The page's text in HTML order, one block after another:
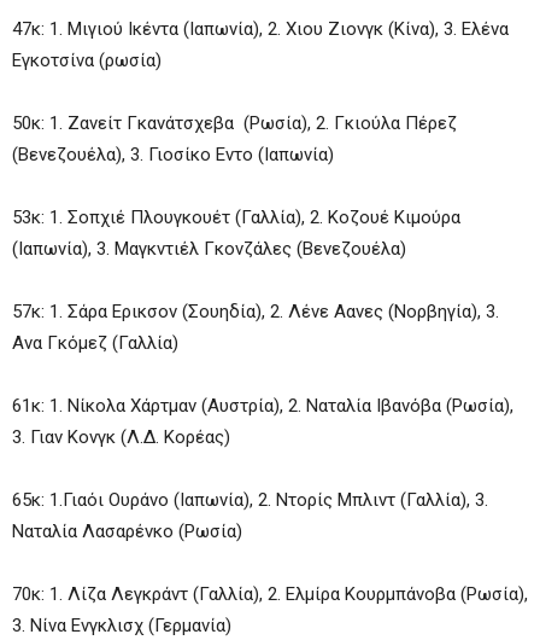
47κ: 1. Μιγιού Ικέντα (Ιαπωνία), 2. Χιου Ζιονγκ (Κίνα), 3. Ελένα
Εγκοτσίνα (ρωσία)
50κ: 1. Ζανείτ Γκανάτσχεβα (Ρωσία), 2. Γκιούλα Πέρεζ
(Βενεζουέλα), 3. Γιοσίκο Εντο (Ιαπωνία)
53κ: 1. Σοπχιέ Πλουγκουέτ (Γαλλία), 2. Κοζουέ Κιμούρα
(Ιαπωνία), 3. Μαγκντιέλ Γκονζάλες (Βενεζουέλα)
57κ: 1. Σάρα Ερικσον (Σουηδία), 2. Λένε Αανες (Νορβηγία), 3.
Ανα Γκόμεζ (Γαλλία)
61κ: 1. Νίκολα Χάρτμαν (Αυστρία), 2. Ναταλία Ιβανόβα (Ρωσία),
3. Γιαν Κονγκ (Λ.Δ. Κορέας)
65κ: 1.Γιαόι Ουράνο (Ιαπωνία), 2. Ντορίς Μπλιντ (Γαλλία), 3.
Ναταλία Λασαρένκο (Ρωσία)
70κ: 1. Λίζα Λεγκράντ (Γαλλία), 2. Ελμίρα Κουρμπάνοβα (Ρωσία),
3. Νίνα Ενγκλισχ (Γερμανία)